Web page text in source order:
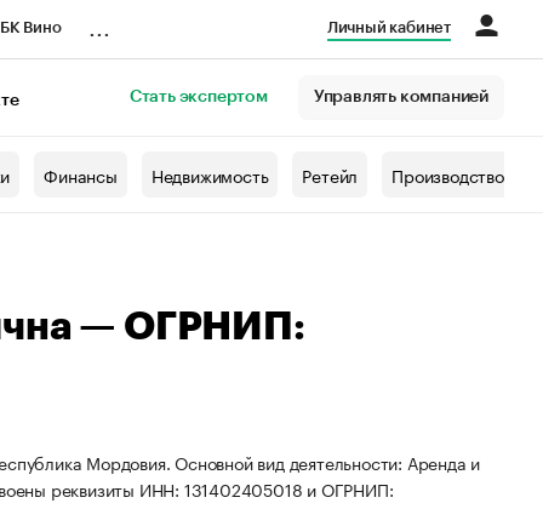
Вино Личный кабинет
Стать экспертом Управлять компанией
Финансы Недвижимость Ретейл Производство
— ОГРНИП:
Мордовия. Основной вид деятельности: Аренда и
реквизиты ИНН: 131402405018 и ОГРНИП: